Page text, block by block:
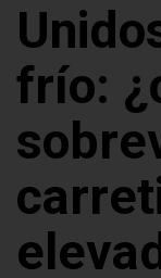
frío: